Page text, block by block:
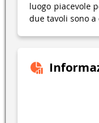
luogo piacevole
due tavoli sono